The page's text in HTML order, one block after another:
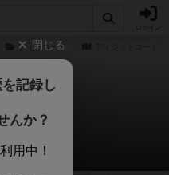
ディグコード
ード
ンスト
閉じる
記録し
んか？
用中！